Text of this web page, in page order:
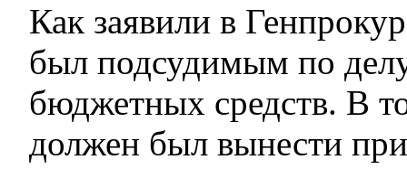
Как заявили в
был подсудимым по
бюджетных средств. В
должен был вынести